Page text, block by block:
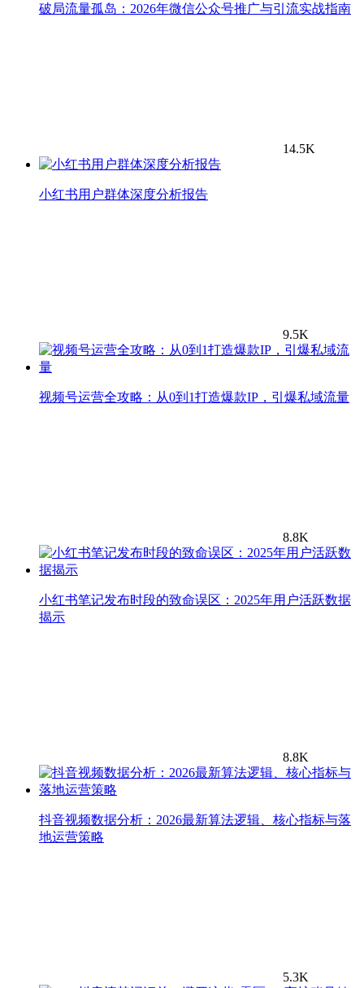
破局流量孤岛：2026年微信公众号推广与引流实战指南
14.5K
小红书用户群体深度分析报告
9.5K
视频号运营全攻略：从0到1打造爆款IP，引爆私域流量
8.8K
小红书笔记发布时段的致命误区：2025年用户活跃数据
揭示
8.8K
抖音视频数据分析：2026最新算法逻辑、核心指标与落
地运营策略
5.3K